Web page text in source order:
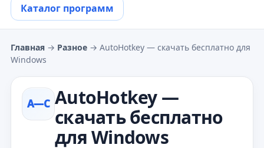
Каталог программ
Главная → Разное → AutoHotkey — скачать бесплатно для
Windows
A—С AutoHotkey —
скачать бесплатно
для Windows